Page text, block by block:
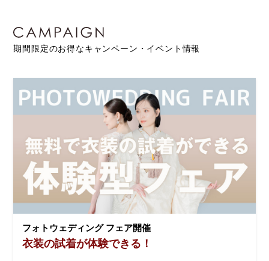
期間限定のお得なキャンペーン・イベント情報
フォトウェディング フェア開催
衣装の試着が体験できる！